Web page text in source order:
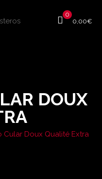
0
0,00€
DOUX
Cular Doux Qualité Extra